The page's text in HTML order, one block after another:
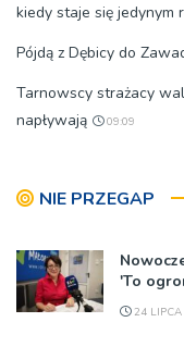
kiedy staje się jedynym
Pójdą z Dębicy do
Tarnowscy strażacy
napływają
09:09
NIE PRZEGAP
'To
24